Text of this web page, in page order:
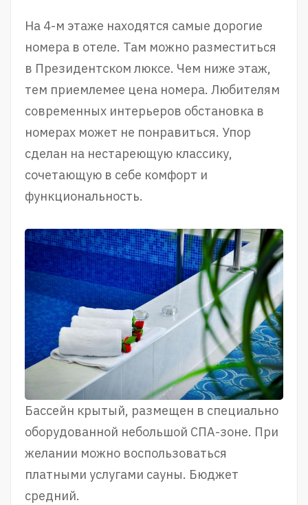
На 4-м этаже находятся самые дорогие
номера в отеле. Там можно разместиться
в Президентском люксе. Чем ниже этаж,
тем приемлемее цена номера. Любителям
современных интерьеров обстановка в
номерах может не понравиться. Упор
сделан на нестареющую классику,
сочетающую в себе комфорт и
функциональность.
Бассейн крытый, размещен в специально
оборудованной небольшой СПА-зоне. При
желании можно воспользоваться
платными услугами сауны. Бюджет
средний.